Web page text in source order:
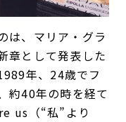
は、マリア・グラ
章として発表した
年、24歳でフ
約40年の時を経て
us（“私”より